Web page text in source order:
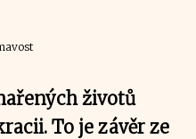
životů
To je závěr ze